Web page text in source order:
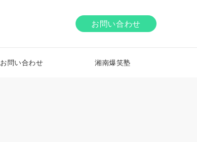
お問い合わせ
お問い合わせ 湘南爆笑塾